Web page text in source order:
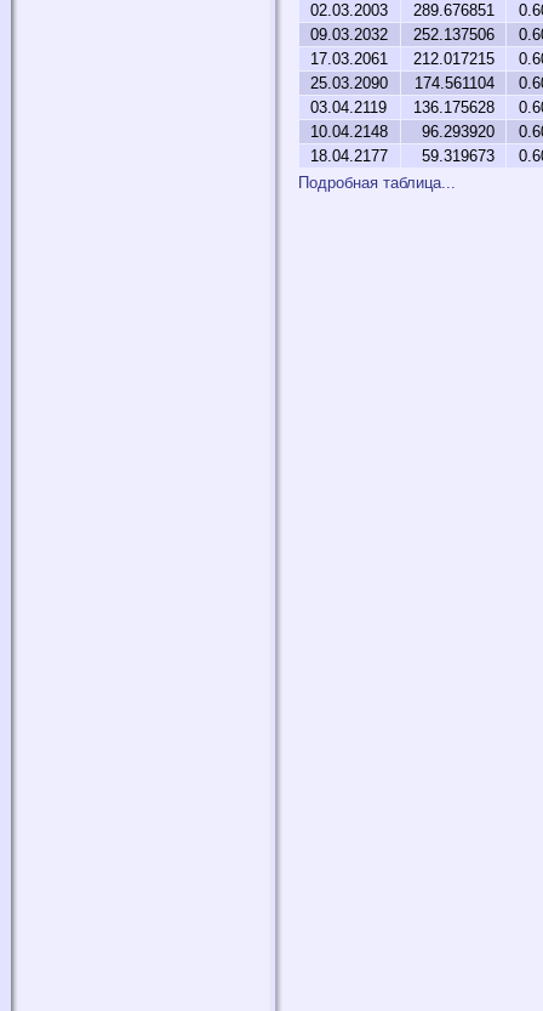
02.03.2003
289.676851
09.03.2032
252.137506
17.03.2061
212.017215
25.03.2090
174.561104
03.04.2119
136.175628
10.04.2148
96.293920
18.04.2177
59.319673
Подробная таблица...